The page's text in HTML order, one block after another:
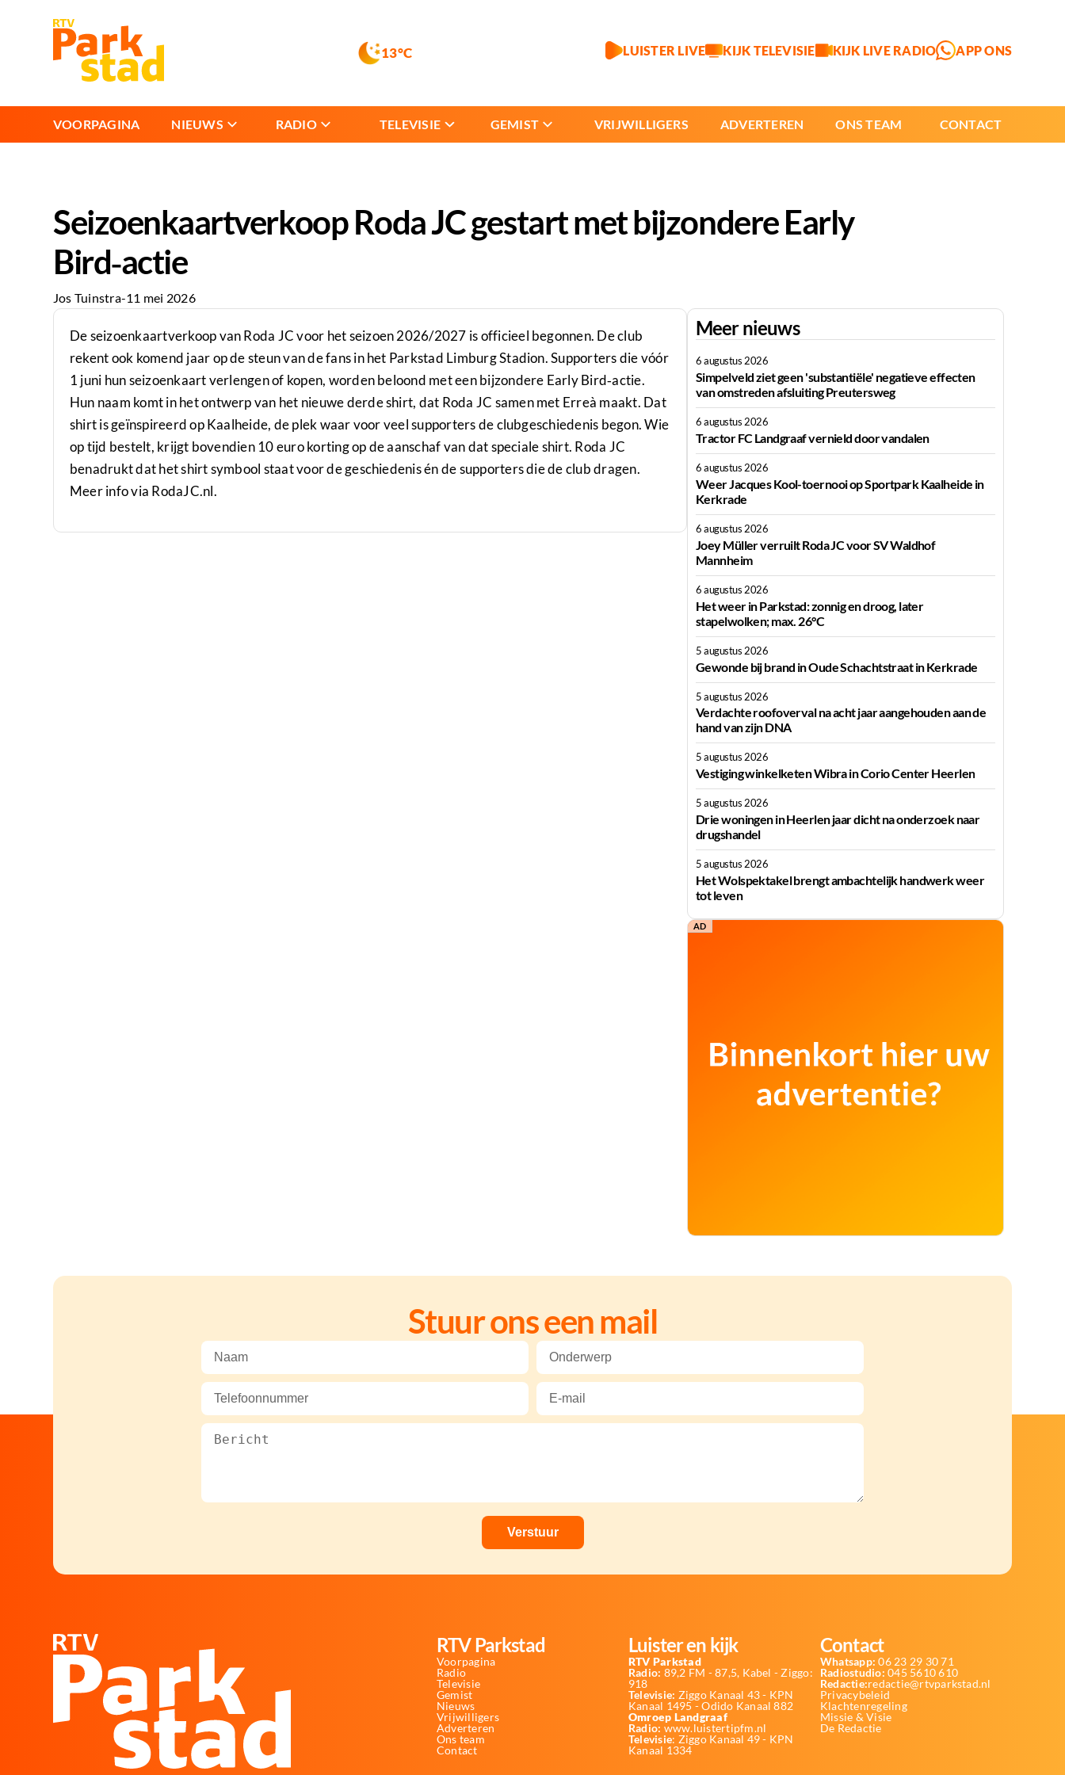
13°C LUISTER LIVE KIJK TELEVISIE KIJK LIVE RADIO APP ONS
VOORPAGINA NIEUWS RADIO TELEVISIE GEMIST VRIJWILLIGERS ADVERTEREN ONS TEAM CONTACT
Seizoenkaartverkoop Roda JC gestart met bijzondere Early
Bird‑actie
Jos Tuinstra-11 mei 2026
De seizoenkaartverkoop van Roda JC voor het seizoen 2026/2027 is officieel begonnen. De club
rekent ook komend jaar op de steun van de fans in het Parkstad Limburg Stadion. Supporters die vóór
1 juni hun seizoenkaart verlengen of kopen, worden beloond met een bijzondere Early Bird‑actie.
Hun naam komt in het ontwerp van het nieuwe derde shirt, dat Roda JC samen met Erreà maakt. Dat
shirt is geïnspireerd op Kaalheide, de plek waar voor veel supporters de clubgeschiedenis begon. Wie
op tijd bestelt, krijgt bovendien 10 euro korting op de aanschaf van dat speciale shirt. Roda JC
benadrukt dat het shirt symbool staat voor de geschiedenis én de supporters die de club dragen.
Meer info via RodaJC.nl.
Meer nieuws
6 augustus 2026
Simpelveld ziet geen 'substantiële' negatieve effecten
van omstreden afsluiting Preutersweg
6 augustus 2026
Tractor FC Landgraaf vernield door vandalen
6 augustus 2026
Weer Jacques Kool-toernooi op Sportpark Kaalheide in
Kerkrade
6 augustus 2026
Joey Müller verruilt Roda JC voor SV Waldhof
Mannheim
6 augustus 2026
Het weer in Parkstad: zonnig en droog, later
stapelwolken; max. 26°C
5 augustus 2026
Gewonde bij brand in Oude Schachtstraat in Kerkrade
5 augustus 2026
Verdachte roofoverval na acht jaar aangehouden aan de
hand van zijn DNA
5 augustus 2026
Vestiging winkelketen Wibra in Corio Center Heerlen
5 augustus 2026
Drie woningen in Heerlen jaar dicht na onderzoek naar
drugshandel
5 augustus 2026
Het Wolspektakel brengt ambachtelijk handwerk weer
tot leven
AD
Stuur ons een mail
RTV Parkstad
Voorpagina
Radio
Televisie
Gemist
Nieuws
Vrijwilligers
Adverteren
Ons team
Contact
Luister en kijk
RTV Parkstad
Radio: 89,2 FM - 87,5, Kabel - Ziggo:
918
Televisie: Ziggo Kanaal 43 - KPN
Kanaal 1495 - Odido Kanaal 882
Omroep Landgraaf
Radio: www.luistertipfm.nl
Televisie: Ziggo Kanaal 49 - KPN
Kanaal 1334
Contact
Whatsapp: 06 23 29 30 71
Radiostudio: 045 5610 610
Redactie:redactie@rtvparkstad.nl
Privacybeleid
Klachtenregeling
Missie & Visie
De Redactie